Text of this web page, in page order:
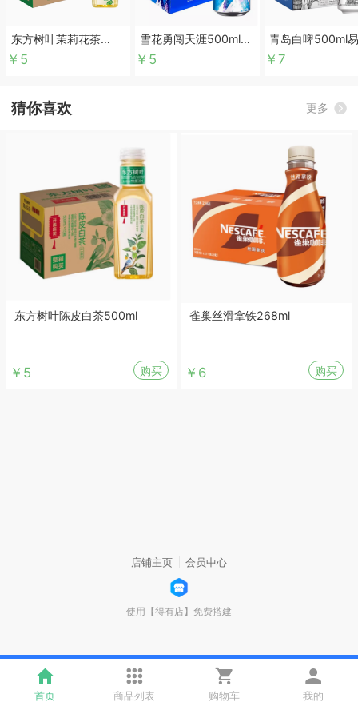
东方树叶茉莉花茶
500ml
￥5
雪花勇闯天涯500ml易
拉罐
￥5
青岛白啤500ml
￥7
猜你喜欢 更多
东方树叶陈皮白茶500ml
￥5 购买
雀巢丝滑拿铁268ml
￥6 购买
店铺主页 会员中心
使用【得有店】免费搭建
首页 商品列表 购物车 我的